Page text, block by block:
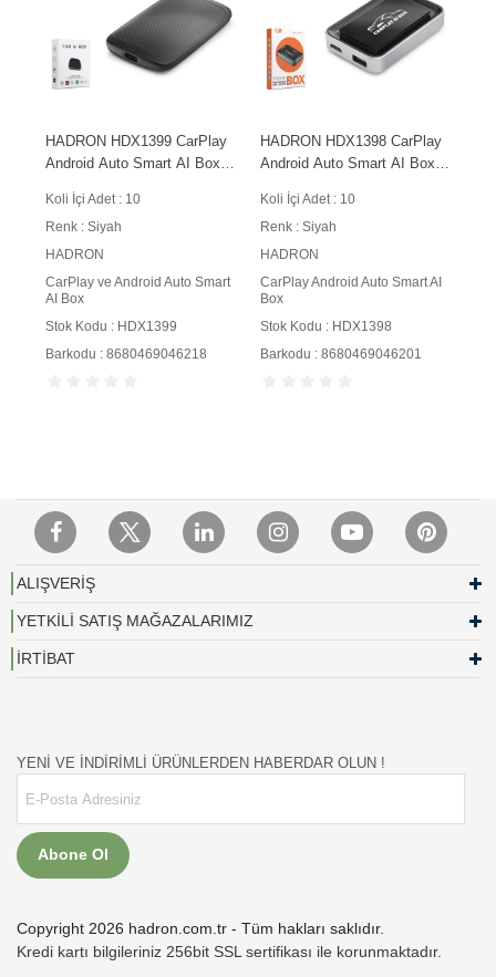
HADRON HDX1399 CarPlay
Android Auto Smart AI Box
Siyah
Koli İçi Adet : 10
Renk : Siyah
HADRON
CarPlay ve Android Auto Smart
AI Box
Stok Kodu : HDX1399
Barkodu : 8680469046218
HADRON HDX1398 CarPlay
Android Auto Smart AI Box
Adaptörü Siyah
Koli İçi Adet : 10
Renk : Siyah
HADRON
CarPlay Android Auto Smart AI
Box
Stok Kodu : HDX1398
Barkodu : 8680469046201
ALIŞVERİŞ
YETKİLİ SATIŞ MAĞAZALARIMIZ
İRTİBAT
YENİ VE İNDİRİMLİ ÜRÜNLERDEN HABERDAR OLUN !
Abone Ol
Copyright 2026 hadron.com.tr - Tüm hakları saklıdır.
Kredi kartı bilgileriniz 256bit SSL sertifikası ile korunmaktadır.